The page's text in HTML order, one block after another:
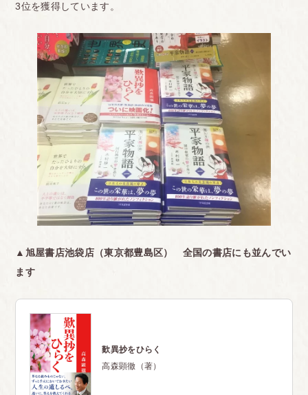
3位を獲得しています。
▲旭屋書店池袋店（東京都豊島区） 全国の書店にも並んでい
ます
歎異抄をひらく
高森顕徹（著）